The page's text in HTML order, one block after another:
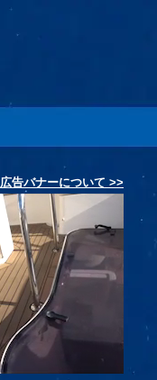
広告バナーについて >>